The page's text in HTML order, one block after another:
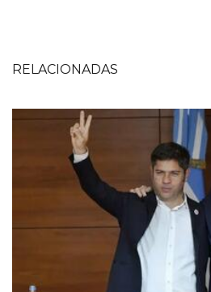
RELACIONADAS